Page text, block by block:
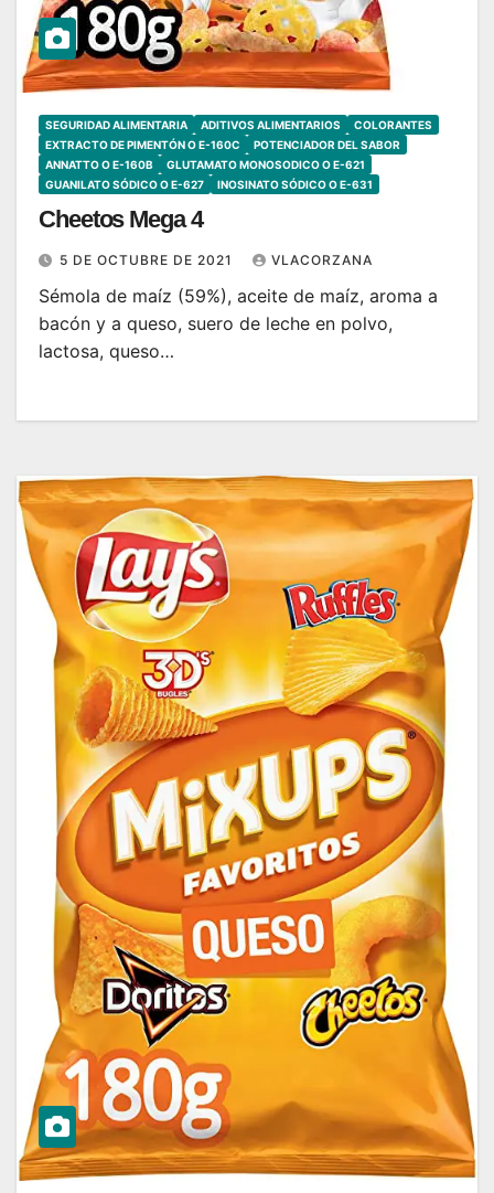
SEGURIDAD ALIMENTARIA ADITIVOS ALIMENTARIOS
COLORANTES
EXTRACTO DE PIMENTÓN O E-160C
POTENCIADOR DEL SABOR
ANNATTO O E-160B
GLUTAMATO MONOSODICO O E-621
GUANILATO SÓDICO O E-627
INOSINATO SÓDICO O E-631
Cheetos Mega 4
5 DE OCTUBRE DE 2021 VLACORZANA
Sémola de maíz (59%), aceite de maíz, aroma a
bacón y a queso, suero de leche en polvo,
lactosa, queso…